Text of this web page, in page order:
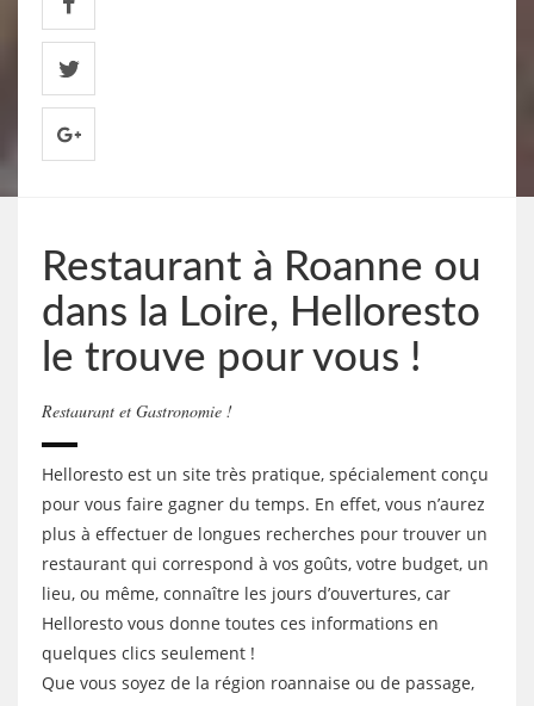
Restaurant à Roanne ou
dans la Loire, Helloresto
le trouve pour vous !
Restaurant et Gastronomie !
Helloresto est un site très pratique, spécialement conçu
pour vous faire gagner du temps. En effet, vous n’aurez
plus à effectuer de longues recherches pour trouver un
restaurant qui correspond à vos goûts, votre budget, un
lieu, ou même, connaître les jours d’ouvertures, car
Helloresto vous donne toutes ces informations en
quelques clics seulement !
Que vous soyez de la région roannaise ou de passage,